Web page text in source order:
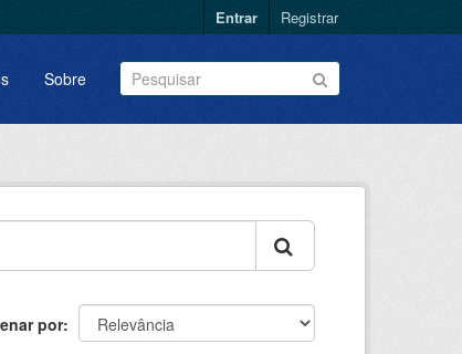
Entrar Registrar
Sobre
por